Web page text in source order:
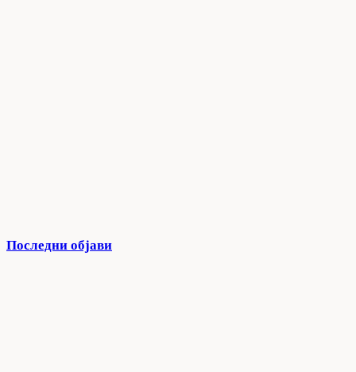
Последни објави